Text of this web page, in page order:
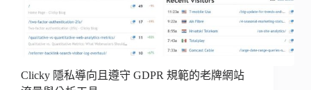
Clicky 隱私導向且遵守 GDPR 規範的老牌網站